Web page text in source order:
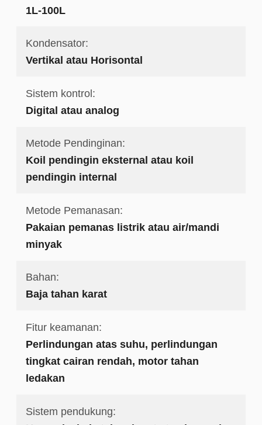
1L-100L
Kondensator:
Vertikal atau Horisontal
Sistem kontrol:
Digital atau analog
Metode Pendinginan:
Koil pendingin eksternal atau koil
pendingin internal
Metode Pemanasan:
Pakaian pemanas listrik atau air/mandi
minyak
Bahan:
Baja tahan karat
Fitur keamanan:
Perlindungan atas suhu, perlindungan
tingkat cairan rendah, motor tahan
ledakan
Sistem pendukung: